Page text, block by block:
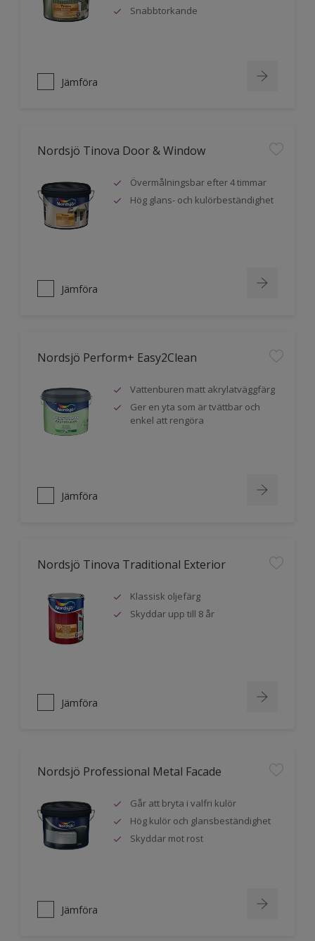
Snabbtorkande
Jämföra
Nordsjö Tinova Door & Window
Övermålningsbar efter 4 timmar
Hög glans- och kulörbeständighet
Jämföra
Nordsjö Perform+ Easy2Clean
Vattenburen matt akrylatväggfärg
Ger en yta som är tvättbar och
enkel att rengöra
Jämföra
Nordsjö Tinova Traditional Exterior
Klassisk oljefärg
Skyddar upp till 8 år
Jämföra
Nordsjö Professional Metal Facade
Går att bryta i valfri kulör
Hög kulör och glansbeständighet
Skyddar mot rost
Jämföra